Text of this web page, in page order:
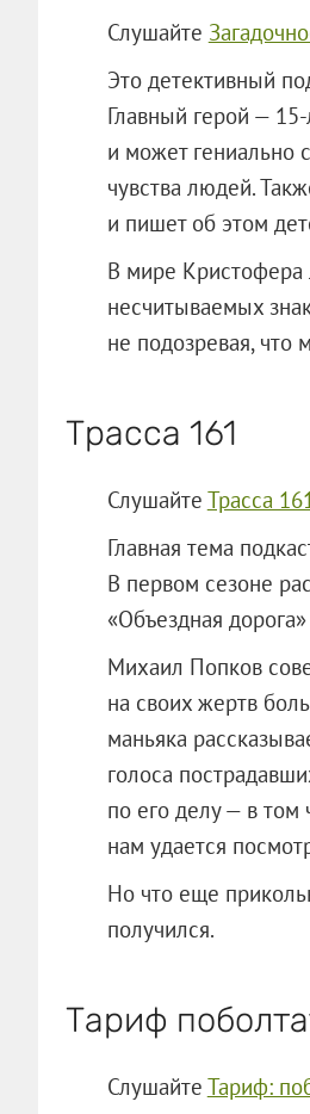
Слушайте
Это детективный
Главный герой —
и может гениально
чувства людей.
и пишет об этом
В мире Кристофера
несчитываемых
не подозревая, что
Трасса 161
Слушайте Трасса 161
Главная тема
В первом сезоне
«Объездная
Михаил Попков
на своих жертв
маньяка
голоса
по его делу — в том
нам удается
Но что еще
получился.
Тариф
Слушайте Тариф: